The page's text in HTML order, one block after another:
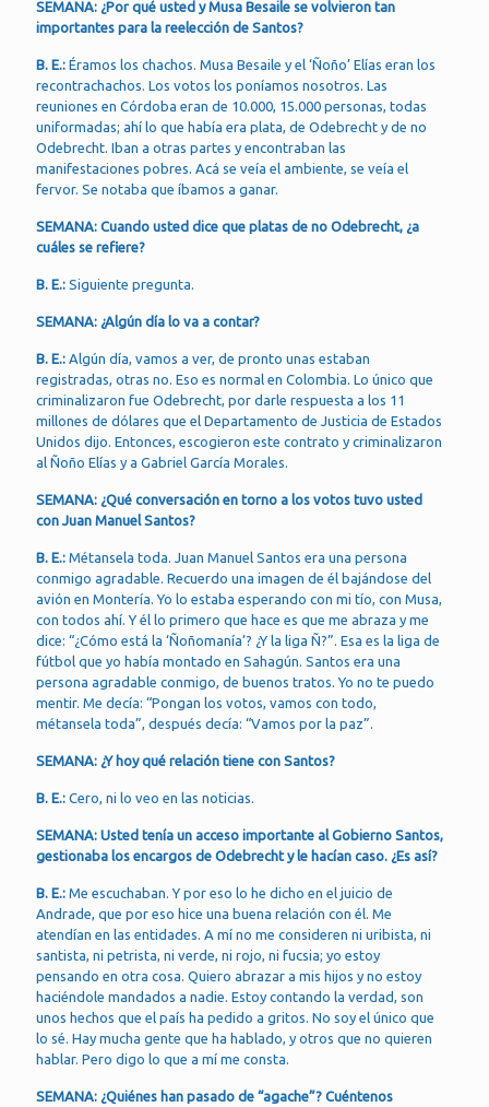
SEMANA: ¿Por qué usted y Musa Besaile se volvieron tan
importantes para la reelección de Santos?
B. E.: Éramos los chachos. Musa Besaile y el ‘Ñoño’ Elías eran los
recontrachachos. Los votos los poníamos nosotros. Las
reuniones en Córdoba eran de 10.000, 15.000 personas, todas
uniformadas; ahí lo que había era plata, de Odebrecht y de no
Odebrecht. Iban a otras partes y encontraban las
manifestaciones pobres. Acá se veía el ambiente, se veía el
fervor. Se notaba que íbamos a ganar.
SEMANA: Cuando usted dice que platas de no Odebrecht, ¿a
cuáles se refiere?
B. E.: Siguiente pregunta.
SEMANA: ¿Algún día lo va a contar?
B. E.: Algún día, vamos a ver, de pronto unas estaban
registradas, otras no. Eso es normal en Colombia. Lo único que
criminalizaron fue Odebrecht, por darle respuesta a los 11
millones de dólares que el Departamento de Justicia de Estados
Unidos dijo. Entonces, escogieron este contrato y criminalizaron
al Ñoño Elías y a Gabriel García Morales.
SEMANA: ¿Qué conversación en torno a los votos tuvo usted
con Juan Manuel Santos?
B. E.: Métansela toda. Juan Manuel Santos era una persona
conmigo agradable. Recuerdo una imagen de él bajándose del
avión en Montería. Yo lo estaba esperando con mi tío, con Musa,
con todos ahí. Y él lo primero que hace es que me abraza y me
dice: “¿Cómo está la ‘Ñoñomanía’? ¿Y la liga Ñ?”. Esa es la liga de
fútbol que yo había montado en Sahagún. Santos era una
persona agradable conmigo, de buenos tratos. Yo no te puedo
mentir. Me decía: “Pongan los votos, vamos con todo,
métansela toda”, después decía: “Vamos por la paz”.
SEMANA: ¿Y hoy qué relación tiene con Santos?
B. E.: Cero, ni lo veo en las noticias.
SEMANA: Usted tenía un acceso importante al Gobierno Santos,
gestionaba los encargos de Odebrecht y le hacían caso. ¿Es así?
B. E.: Me escuchaban. Y por eso lo he dicho en el juicio de
Andrade, que por eso hice una buena relación con él. Me
atendían en las entidades. A mí no me consideren ni uribista, ni
santista, ni petrista, ni verde, ni rojo, ni fucsia; yo estoy
pensando en otra cosa. Quiero abrazar a mis hijos y no estoy
haciéndole mandados a nadie. Estoy contando la verdad, son
unos hechos que el país ha pedido a gritos. No soy el único que
lo sé. Hay mucha gente que ha hablado, y otros que no quieren
hablar. Pero digo lo que a mí me consta.
SEMANA: ¿Quiénes han pasado de “agache”? Cuéntenos